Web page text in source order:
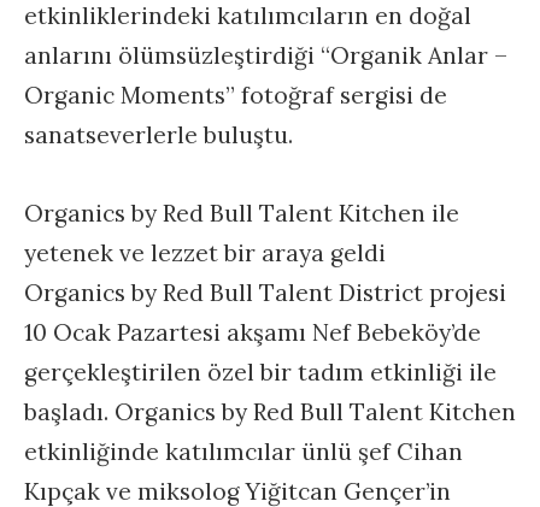
etkinliklerindeki katılımcıların en doğal
anlarını ölümsüzleştirdiği “Organik Anlar –
Organic Moments” fotoğraf sergisi de
sanatseverlerle buluştu.
Organics by Red Bull Talent Kitchen ile
yetenek ve lezzet bir araya geldi
Organics by Red Bull Talent District projesi
10 Ocak Pazartesi akşamı Nef Bebeköy’de
gerçekleştirilen özel bir tadım etkinliği ile
başladı. Organics by Red Bull Talent Kitchen
etkinliğinde katılımcılar ünlü şef Cihan
Kıpçak ve miksolog Yiğitcan Gençer’in